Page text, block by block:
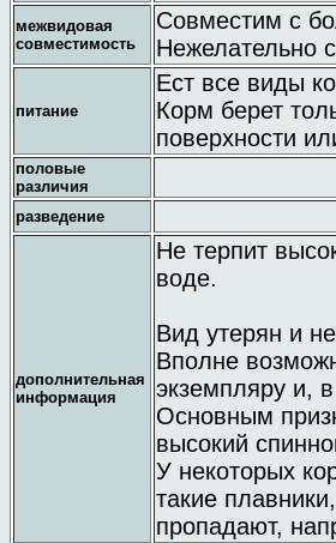
межвидовая
совместимость
Совместим с
Нежелательно
питание
Ест все виды
Корм берет
поверхности
половые
различия
разведение
дополнительная
информация
Не терпит
воде.
Вид утерян и
Вполне
экземпляру и,
Основным
высокий
У некоторых
такие
пропадают,